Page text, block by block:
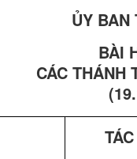
ỦY BAN
BÀI
CÁC THÁNH